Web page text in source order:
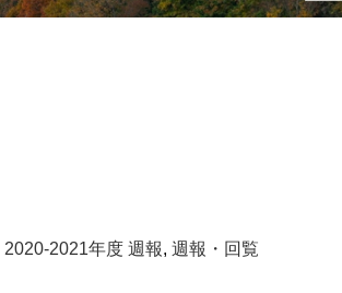
2020-2021年度 週報, 週報・回覧